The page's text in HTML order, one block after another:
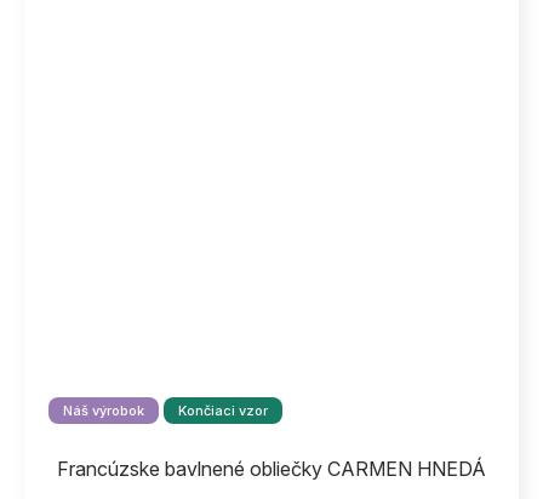
Náš výrobok Končiaci vzor
Francúzske bavlnené obliečky CARMEN HNEDÁ